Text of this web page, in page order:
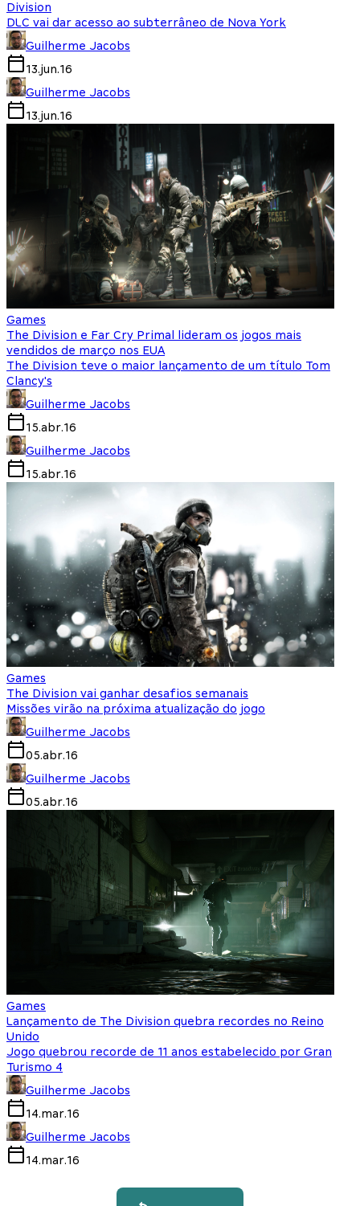
Division
DLC vai dar acesso ao subterrâneo de Nova York
Guilherme Jacobs
13.jun.16
Guilherme Jacobs
13.jun.16
Games
The Division e Far Cry Primal lideram os jogos mais
vendidos de março nos EUA
The Division teve o maior lançamento de um título Tom
Clancy's
Guilherme Jacobs
15.abr.16
Guilherme Jacobs
15.abr.16
Games
The Division vai ganhar desafios semanais
Missões virão na próxima atualização do jogo
Guilherme Jacobs
05.abr.16
Guilherme Jacobs
05.abr.16
Games
Lançamento de The Division quebra recordes no Reino
Unido
Jogo quebrou recorde de 11 anos estabelecido por Gran
Turismo 4
Guilherme Jacobs
14.mar.16
Guilherme Jacobs
14.mar.16